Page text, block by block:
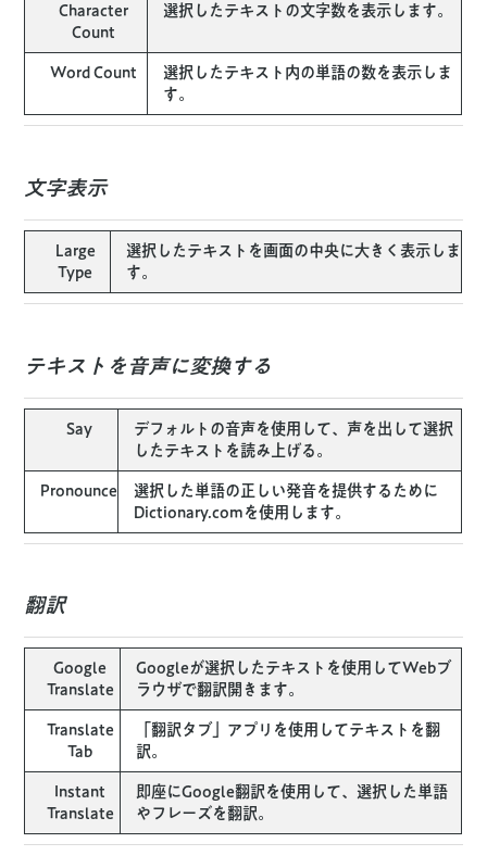
Character
Count
選択したテキストの文字数を表示します。
Word Count
選択したテキスト内の単語の数を表示しま
す。
文字表示
Large
Type
選択したテキストを画面の中央に大きく表示しま
す。
テキストを音声に変換する
Say
デフォルトの音声を使用して、声を出して選択
したテキストを読み上げる。
Pronounce
選択した単語の正しい発音を提供するために
Dictionary.comを使用します。
翻訳
Google
Translate
Googleが選択したテキストを使用してWebブ
ラウザで翻訳開きます。
Translate
Tab
「翻訳タブ」アプリを使用してテキストを翻
訳。
Instant
Translate
即座にGoogle翻訳を使用して、選択した単語
やフレーズを翻訳。